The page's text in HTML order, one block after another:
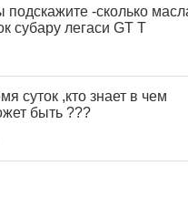
подскажите -сколько
субару легаси GT T
суток ,кто знает в чем
быть ???